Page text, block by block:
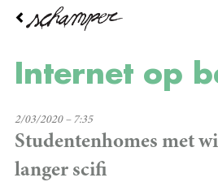
Overslaan
inhoudInternet op
2/03/2020 – 7:35
Studentenhomes met
langer scifi